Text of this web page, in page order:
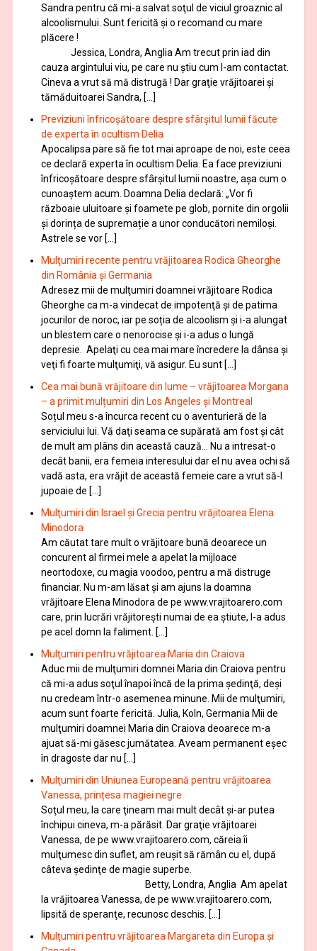
Sandra pentru că mi-a salvat soţul de viciul groaznic al
alcoolismului. Sunt fericită și o recomand cu mare
plăcere !
Jessica, Londra, Anglia Am trecut prin iad din
cauza argintului viu, pe care nu știu cum l-am contactat.
Cineva a vrut să mă distrugă ! Dar graţie vrăjitoarei și
tămăduitoarei Sandra, […]
Previziuni înfricoșătoare despre sfârșitul lumii făcute
de experta în ocultism Delia
Apocalipsa pare să fie tot mai aproape de noi, este ceea
ce declară experta în ocultism Delia. Ea face previziuni
înfricoșătoare despre sfârșitul lumii noastre, așa cum o
cunoaștem acum. Doamna Delia declară: „Vor fi
războaie uluitoare și foamete pe glob, pornite din orgolii
și dorința de supremație a unor conducători nemiloși.
Astrele se vor […]
Mulţumiri recente pentru vrăjitoarea Rodica Gheorghe
din România și Germania
Adresez mii de mulţumiri doamnei vrăjitoare Rodica
Gheorghe ca m-a vindecat de impotenţă şi de patima
jocurilor de noroc, iar pe soția de alcoolism și i-a alungat
un blestem care o nenorocise și i-a adus o lungă
depresie. Apelaţi cu cea mai mare încredere la dânsa şi
veţi fi foarte mulţumiţi, vă asigur. Eu sunt […]
Cea mai bună vrăjitoare din lume – vrăjitoarea Morgana
– a primit mulțumiri din Los Angeles și Montreal
Soțul meu s-a încurca recent cu o aventurieră de la
serviciului lui. Vă daţi seama ce supărată am fost şi cât
de mult am plâns din această cauză… Nu a intresat-o
decât banii, era femeia interesului dar el nu avea ochi să
vadă asta, era vrăjit de această femeie care a vrut să-l
jupoaie de […]
Mulţumiri din Israel și Grecia pentru vrăjitoarea Elena
Minodora
Am căutat tare mult o vrăjitoare bună deoarece un
concurent al firmei mele a apelat la mijloace
neortodoxe, cu magia voodoo, pentru a mă distruge
financiar. Nu m-am lăsat şi am ajuns la doamna
vrăjitoare Elena Minodora de pe www.vrajitoarero.com
care, prin lucrări vrăjitorești numai de ea ştiute, l-a adus
pe acel domn la faliment. […]
Mulţumiri pentru vrăjitoarea Maria din Craiova
Aduc mii de mulţumiri domnei Maria din Craiova pentru
că mi-a adus soţul înapoi încă de la prima şedinţă, deşi
nu credeam într-o asemenea minune. Mii de mulţumiri,
acum sunt foarte fericită. Julia, Koln, Germania Mii de
mulţumiri doamnei Maria din Craiova deoarece m-a
ajuat să-mi găsesc jumătatea. Aveam permanent eşec
în dragoste dar nu […]
Mulţumiri din Uniunea Europeană pentru vrăjitoarea
Vanessa, prințesa magiei negre
Soţul meu, la care ţineam mai mult decât și-ar putea
închipui cineva, m-a părăsit. Dar graţie vrăjitoarei
Vanessa, de pe www.vrajitoarero.com, căreia îi
mulţumesc din suflet, am reuşit să rămân cu el, după
câteva şedinţe de magie superbe.
Betty, Londra, Anglia Am apelat
la vrăjitoarea Vanessa, de pe www.vrajitoarero.com,
lipsită de speranţe, recunosc deschis. […]
Mulţumiri pentru vrăjitoarea Margareta din Europa și